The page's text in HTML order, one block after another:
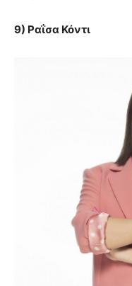
9) Ραΐσα Κόντι